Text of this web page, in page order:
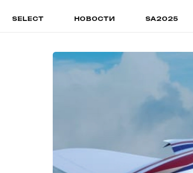
SELECT НОВОСТИ SA2025